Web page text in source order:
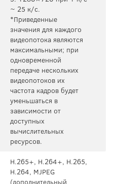
~ 25 к/с.
*Приведенные
значения для каждого
видеопотока являются
максимальными; при
одновременной
передаче нескольких
видеопотоков их
частота кадров будет
уменьшаться в
зависимости от
доступных
вычислительных
ресурсов.
H.265+, H.264+, H.265,
H.264, MJPEG
(дополнительный